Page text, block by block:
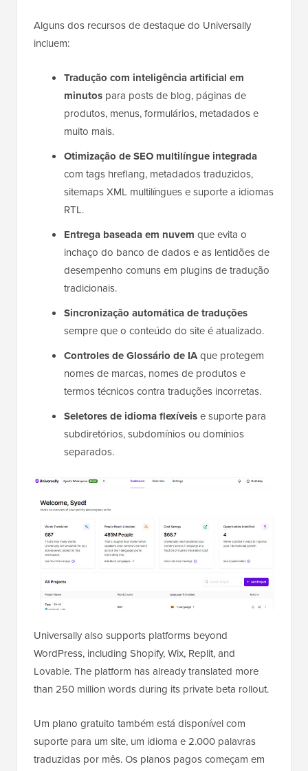
Alguns dos recursos de destaque do Universally
incluem:
Tradução com inteligência artificial em
minutos para posts de blog, páginas de
produtos, menus, formulários, metadados e
muito mais.
Otimização de SEO multilíngue integrada
com tags hreflang, metadados traduzidos,
sitemaps XML multilíngues e suporte a idiomas
RTL.
Entrega baseada em nuvem que evita o
inchaço do banco de dados e as lentidões de
desempenho comuns em plugins de tradução
tradicionais.
Sincronização automática de traduções
sempre que o conteúdo do site é atualizado.
Controles de Glossário de IAque protegem
nomes de marcas, nomes de produtos e
termos técnicos contra traduções incorretas.
Seletores de idioma flexíveise suporte para
subdiretórios, subdomínios ou domínios
separados.
Universally also supports platforms beyond
WordPress, including Shopify, Wix, Replit, and
Lovable. The platform has already translated more
than 250 million words during its private beta rollout.
Um plano gratuito também está disponível com
suporte para um site, um idioma e 2.000 palavras
traduzidas por mês. Os planos pagos começam em